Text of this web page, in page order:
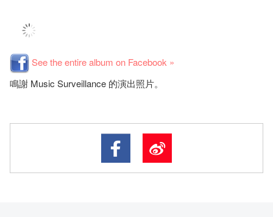
See the entire album on Facebook »
鳴謝 Music Surveillance 的演出照片。